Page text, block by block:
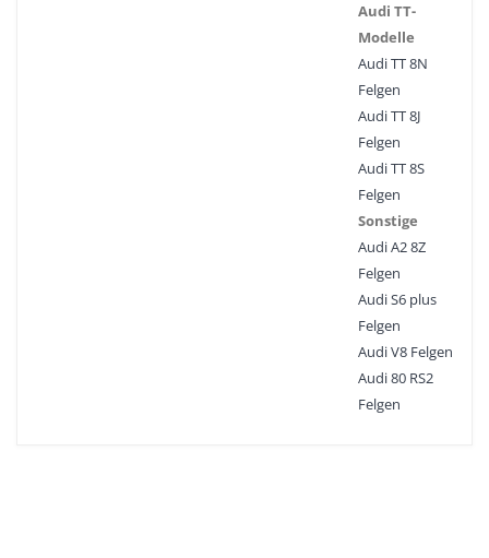
Audi TT-
Modelle
Audi TT 8N
Felgen
Audi TT 8J
Felgen
Audi TT 8S
Felgen
Sonstige
Audi A2 8Z
Felgen
Audi S6 plus
Felgen
Audi V8 Felgen
Audi 80 RS2
Felgen